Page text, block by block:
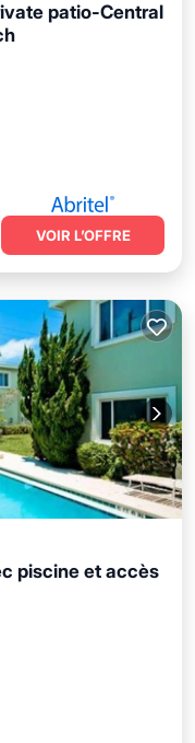
patio-Central
VOIR L’OFFRE
piscine et accès